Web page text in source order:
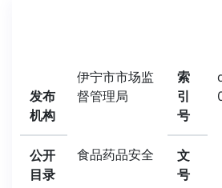
发布
机构
伊宁市市场监
督管理局
索
引
号
公开
目录
食品药品安全
文
号